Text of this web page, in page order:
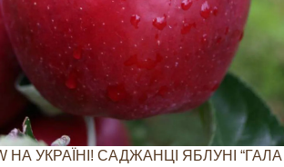
НА УКРАЇНІ! САДЖАНЦІ ЯБЛУНІ “ГАЛА